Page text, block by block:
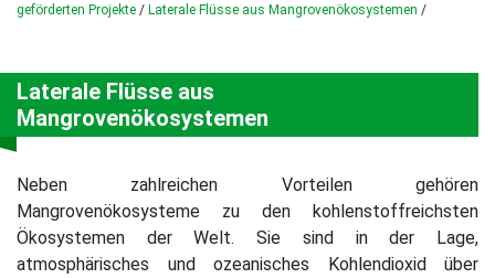
geförderten Projekte / Laterale Flüsse aus Mangrovenökosystemen /
Laterale Flüsse aus
Mangrovenökosystemen
Neben zahlreichen Vorteilen gehören
Mangrovenökosysteme zu den kohlenstoffreichsten
Ökosystemen der Welt. Sie sind in der Lage,
atmosphärisches und ozeanisches Kohlendioxid über